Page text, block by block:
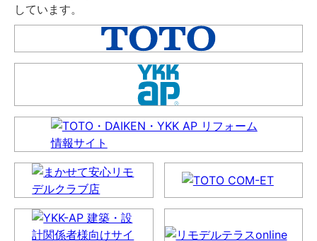
しています。